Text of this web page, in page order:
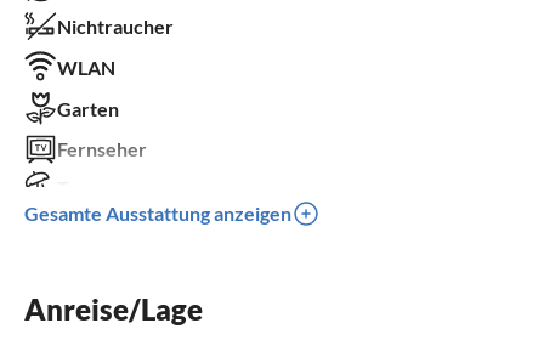
Nichtraucher
WLAN
Garten
Fernseher
Spülmaschine
Kinderbett
Gesamte Ausstattung anzeigen
Anreise/Lage